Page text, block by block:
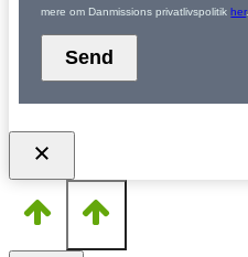
mere om Danmissions privatlivspolitikher.
Send